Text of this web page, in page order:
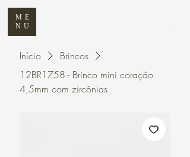
ME
NU
Início
Brincos
12BR1758 - Brinco mini coração
4,5mm com zircônias